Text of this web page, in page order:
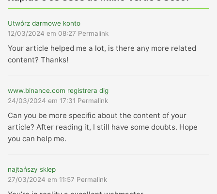
Utwórz darmowe konto
12/03/2024 em 08:27 Permalink
Your article helped me a lot, is there any more related
content? Thanks!
www.binance.com registrera dig
24/03/2024 em 17:31 Permalink
Can you be more specific about the content of your
article? After reading it, I still have some doubts. Hope
you can help me.
najtańszy sklep
27/03/2024 em 11:57 Permalink